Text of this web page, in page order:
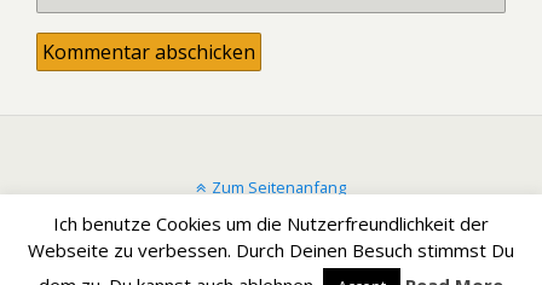
Zum Seitenanfang
Mobil Desktop
Ich benutze Cookies um die Nutzerfreundlichkeit der
Webseite zu verbessen. Durch Deinen Besuch stimmst Du